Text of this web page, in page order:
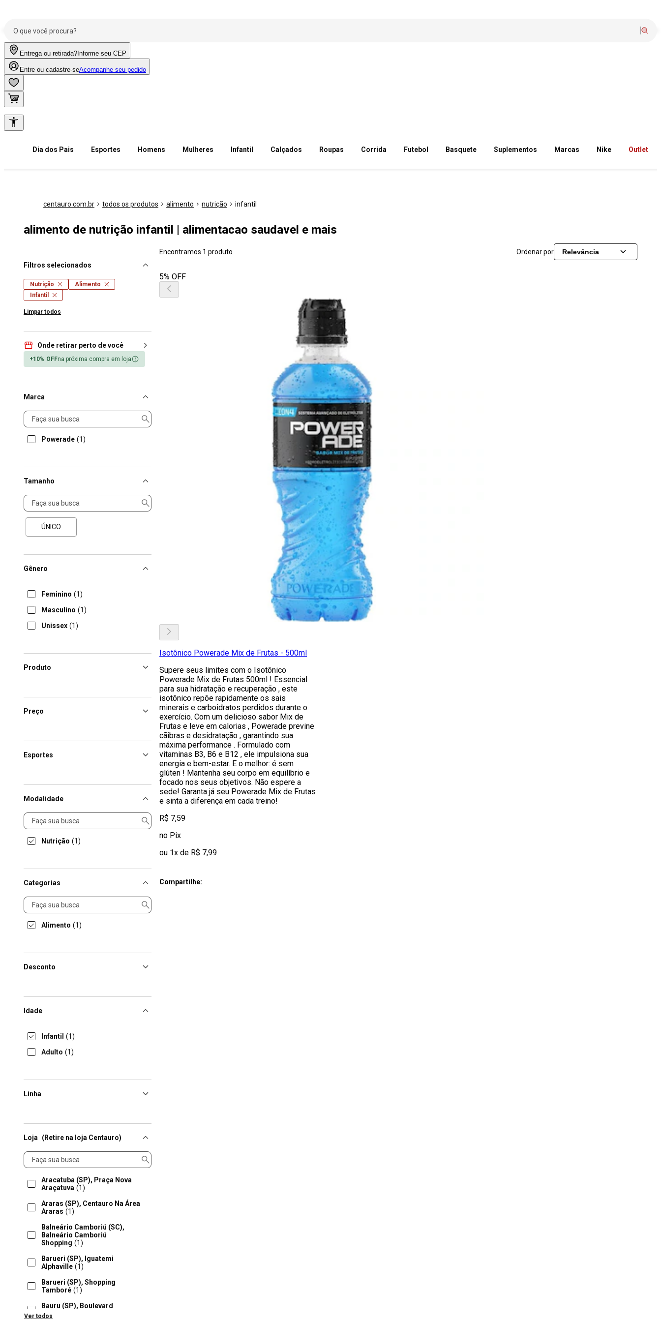
Entrega ou retirada? Informe seu CEP
Entre ou cadastre-seAcompanhe seu pedido
Dia dos Pais Esportes Homens Mulheres Infantil Calçados Roupas Corrida Futebol Basquete Suplementos Marcas Nike Outlet
centauro.com.br todos os produtos alimento nutrição infantil
alimento de nutrição infantil | alimentacao saudavel e mais
Filtros selecionados
Nutrição
Alimento
Infantil
Limpar todos
Onde retirar perto de você
+10% OFFna próxima compra em loja
Marca
Marca
Powerade (1)
Tamanho
Tamanho
ÚNICO
Gênero
Feminino (1)
Masculino (1)
Unissex (1)
Produto
Preço
Esportes
Modalidade
Modalidade
Nutrição (1)
Categorias
Categorias
Alimento (1)
Desconto
Idade
Infantil (1)
Adulto (1)
Linha
Loja (Retire na loja Centauro)
Loja
Aracatuba (SP), Praça Nova
Araçatuva (1)
Araras (SP), Centauro Na Área
Araras (1)
Balneário Camboriú (SC),
Balneário Camboriú
Shopping (1)
Barueri (SP), Iguatemi
Alphaville (1)
Barueri (SP), Shopping
Tamboré (1)
Bauru (SP), Boulevard
Bauru
Ver todos
Encontramos 1 produto Ordenar por Relevância
5% OFF
Isotônico Powerade Mix de Frutas - 500ml
Supere seus limites com o Isotônico
Powerade Mix de Frutas 500ml ! Essencial
para sua hidratação e recuperação , este
isotônico repõe rapidamente os sais
minerais e carboidratos perdidos durante o
exercício. Com um delicioso sabor Mix de
Frutas e leve em calorias , Powerade previne
cãibras e desidratação , garantindo sua
máxima performance . Formulado com
vitaminas B3, B6 e B12 , ele impulsiona sua
energia e bem-estar. E o melhor: é sem
glúten ! Mantenha seu corpo em equilíbrio e
focado nos seus objetivos. Não espere a
sede! Garanta já seu Powerade Mix de Frutas
e sinta a diferença em cada treino!
R$ 7,59
no Pix
ou 1x de R$ 7,99
Compartilhe: